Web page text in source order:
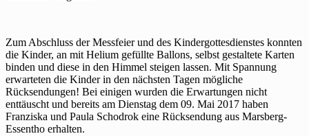
Zum Abschluss der Messfeier und des Kindergottesdienstes konnten
die Kinder, an mit Helium gefüllte Ballons, selbst gestaltete Karten
binden und diese in den Himmel steigen lassen. Mit Spannung
erwarteten die Kinder in den nächsten Tagen mögliche
Rücksendungen! Bei einigen wurden die Erwartungen nicht
enttäuscht und bereits am Dienstag dem 09. Mai 2017 haben
Franziska und Paula Schodrok eine Rücksendung aus Marsberg-
Essentho erhalten.